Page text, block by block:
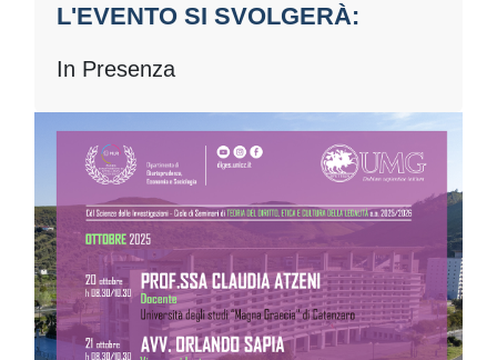
L'EVENTO SI SVOLGERÀ:
In Presenza